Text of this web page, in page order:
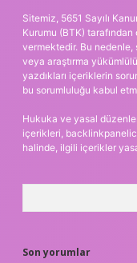
Sitemiz, 5651 Sayılı
Kurumu (BTK)
vermektedir. Bu
veya araştırma
yazdıkları içeriklerin
bu sorumluluğu kabul
Hukuka ve yasal
içerikleri,
halinde, ilgili içerikler
Son yorumlar